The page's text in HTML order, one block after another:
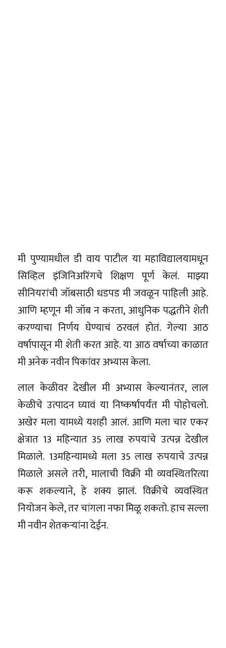
मी पुण्यामधील डी वाय पाटील या महाविद्यालयामधून
सिव्हिल इंजिनिअरिंगचे शिक्षण पूर्ण केलं. माझ्या
सीनियरांची जॉबसाठी धडपड मी जवळून पाहिली आहे.
आणि म्हणून मी जॉब न करता, आधुनिक पद्धतीने शेती
करण्याचा निर्णय घेण्याचं ठरवलं होतं. गेल्या आठ
वर्षापासून मी शेती करत आहे. या आठ वर्षाच्या काळात
मी अनेक नवीन पिकांवर अभ्यास केला.
लाल केळीवर देखील मी अभ्यास केल्यानंतर, लाल
केळीचे उत्पादन घ्यावं या निष्कर्षापर्यंत मी पोहोचलो.
अखेर मला यामध्ये यशही आलं. आणि मला चार एकर
क्षेत्रात 13 महिन्यात 35 लाख रुपयांचे उत्पन्न देखील
मिळाले. 13महिन्यामध्ये मला 35 लाख रुपयाचे उत्पन्न
मिळाले असले तरी, मालाची विक्री मी व्यवस्थितरित्या
करू शकल्याने, हे शक्य झालं. विक्रीचे व्यवस्थित
नियोजन केले, तर चांगला नफा मिळू शकतो. हाच सल्ला
मी नवीन शेतकऱ्यांना देईन.